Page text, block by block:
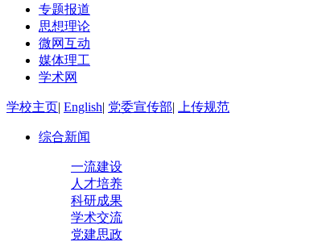
专题报道
思想理论
微网互动
媒体理工
学术网
学校主页| English| 党委宣传部| 上传规范
综合新闻
一流建设
人才培养
科研成果
学术交流
党建思政